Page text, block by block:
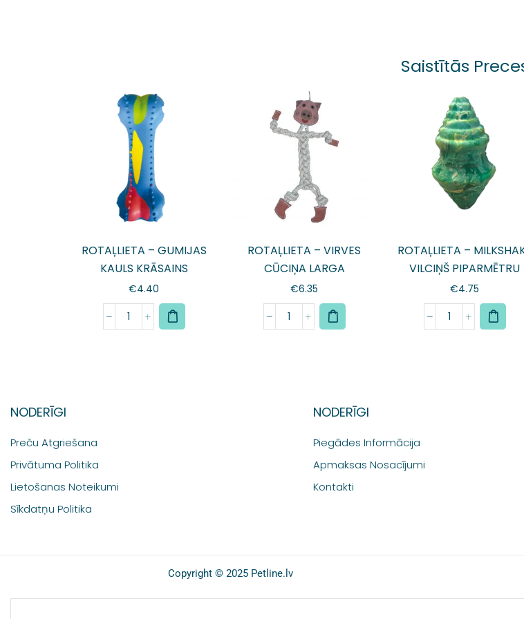
Saistītās
ROTAĻLIETA – GUMIJAS
KAULS KRĀSAINS
€4.40
ROTAĻLIETA – VIRVES
CŪCIŅA LARGA
€6.35
ROTAĻLIETA –
VILCIŅŠ PIPARMĒTRU
€4.75
NODERĪGI
Preču Atgriešana
Privātuma Politika
Lietošanas Noteikumi
Sīkdatņu Politika
NODERĪGI
Piegādes Informācija
Apmaksas Nosacījumi
Kontakti
Copyright © 2025 Petline.lv